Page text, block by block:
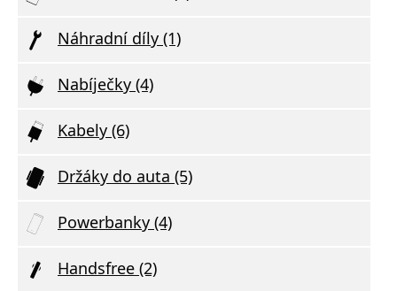
Náhradní díly (1)
Nabíječky (4)
Kabely (6)
Držáky do auta (5)
Powerbanky (4)
Handsfree (2)